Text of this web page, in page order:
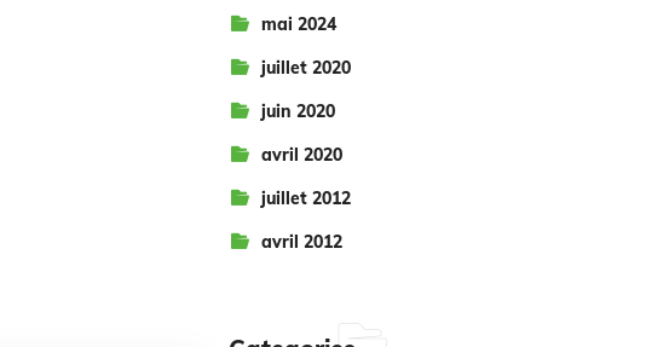
mai 2024
juillet 2020
juin 2020
avril 2020
juillet 2012
avril 2012